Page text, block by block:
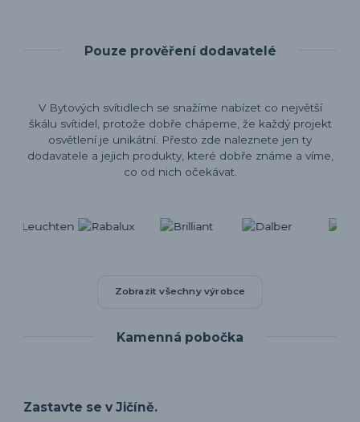
Pouze prověření dodavatelé
V Bytových svítidlech se snažíme nabízet co největší
škálu svítidel, protože dobře chápeme, že každý projekt
osvětlení je unikátní. Přesto zde naleznete jen ty
dodavatele a jejich produkty, které dobře známe a víme,
co od nich očekávat.
Zobrazit všechny výrobce
Kamenná pobočka
Zastavte se v Jičíně.